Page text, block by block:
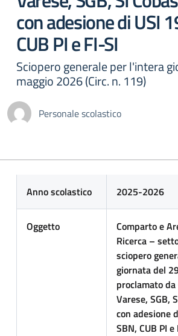
con adesione di USI
CUB PI e FI-SI
Sciopero generale per l'intera
maggio 2026 (Circ. n. 119)
Personale scolastico
Anno scolastico 2025-2026
Oggetto
Comparto e
Ricerca –
sciopero
giornata del
proclamato da
Varese, SGB,
con adesione
SBN, CUB PI e